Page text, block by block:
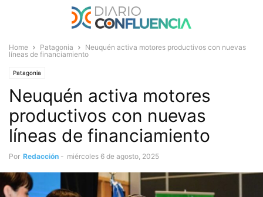
Home Patagonia
Neuquén activa motores productivos con nuevas
líneas de financiamiento
Patagonia
Neuquén activa motores
productivos con nuevas
líneas de financiamiento
Por Redacción - miércoles 6 de agosto, 2025